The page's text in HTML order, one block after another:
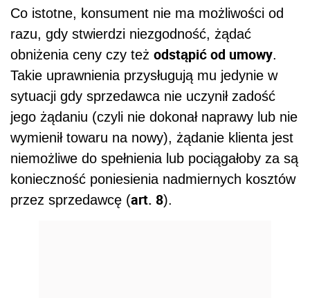
Co istotne, konsument nie ma możliwości od
razu, gdy stwierdzi niezgodność, żądać
obniżenia ceny czy też odstąpić od umowy.
Takie uprawnienia przysługują mu jedynie w
sytuacji gdy sprzedawca nie uczynił zadość
jego żądaniu (czyli nie dokonał naprawy lub nie
wymienił towaru na nowy), żądanie klienta jest
niemożliwe do spełnienia lub pociągałoby za są
konieczność poniesienia nadmiernych kosztów
przez sprzedawcę (art. 8).